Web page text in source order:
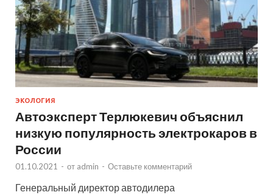
ЭКОЛОГИЯ
Автоэксперт Терлюкевич объяснил
низкую популярность электрокаров в
России
01.10.2021 - от admin - Оставьте комментарий
Генеральный директор автодилера